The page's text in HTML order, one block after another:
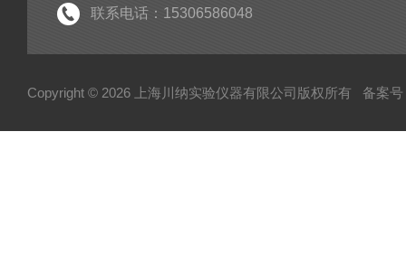
联系电话：15306586048
Copyright © 2026 上海川纳实验仪器有限公司版权所有 备案号